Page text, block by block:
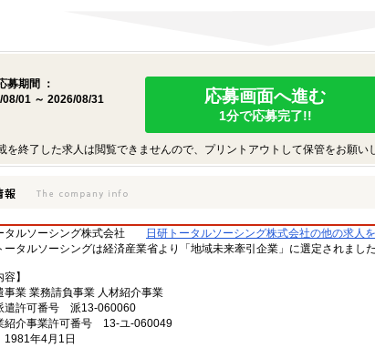
募期間 ：
08/01 ～ 2026/08/31
応募画面へ進む
1分で応募完了!!
を終了した求人は閲覧できませんので、プリントアウトして保管をお願い
タルソーシング株式会社
日研トータルソーシング株式会社の他の求人
ータルソーシングは経済産業省より「地域未来牽引企業」に選定されまし
容】
事業 業務請負事業 人材紹介事業
遣許可番号 派13-060060
紹介事業許可番号 13-ユ-060049
1981年4月1日